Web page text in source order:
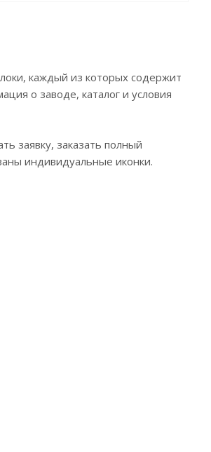
каждый из которых содержит
о заводе, каталог и условия
заявку, заказать полный
индивидуальные иконки.